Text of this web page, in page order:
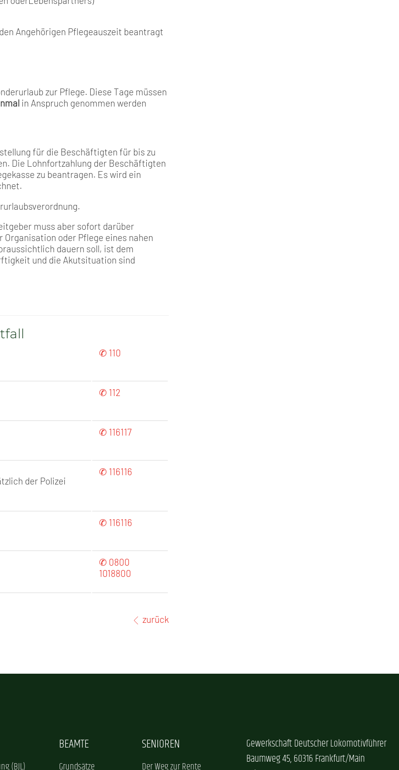
Angehörigen Pflegeauszeit beantragt
zur Pflege. Diese Tage müssen
in Anspruch genommen werden
für die Beschäftigten für bis zu
Die Lohnfortzahlung der Beschäftigten
zu beantragen. Es wird ein
muss aber sofort darüber
oder Pflege eines nahen
dauern soll, ist dem
und die Akutsituation sind
✆ 110
✆ 112
✆ 116117
der Polizei
✆ 116116
✆ 116116
✆ 0800
1018800
zurück
(BJL)
BEAMTE
Grundsätze
SENIOREN
Der Weg zur Rente
Gewerkschaft Deutscher Lokomotivführer
Baumweg 45, 60316 Frankfurt/Main